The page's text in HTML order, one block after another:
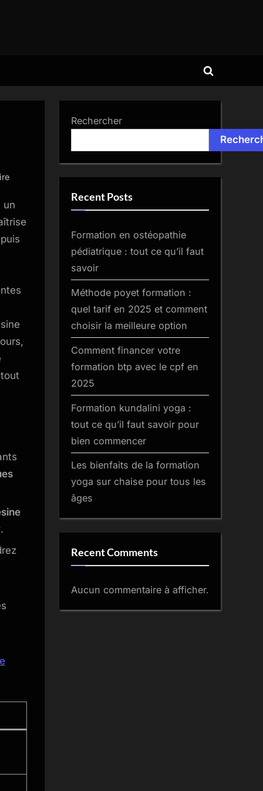
Toggle
sur
résine
epoxy
:
débuter
un
.
Rechercher
Recent Posts
Formation en ostéopathie
pédiatrique : tout ce qu’il faut
savoir
Méthode poyet formation :
quel tarif en 2025 et comment
choisir la meilleure option
Comment financer votre
formation btp avec le cpf en
2025
Formation kundalini yoga :
tout ce qu’il faut savoir pour
bien commencer
Les bienfaits de la formation
yoga sur chaise pour tous les
âges
Recent Comments
Aucun commentaire à afficher.